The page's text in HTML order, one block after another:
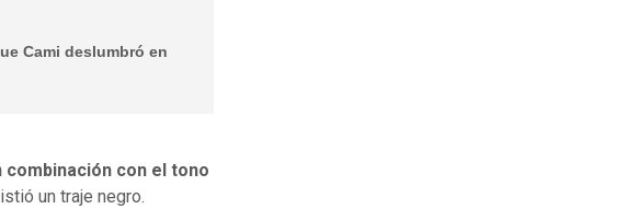
Cami deslumbró en
con el tono
un traje negro.